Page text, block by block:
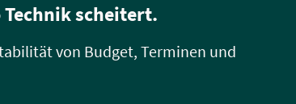
scheitert.
von Budget, Terminen und